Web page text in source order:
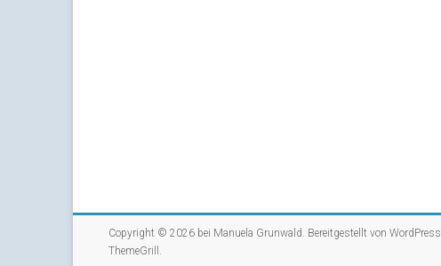
Copyright © 2026 bei Manuela Grunwald. Bereitgestellt von WordPress
ThemeGrill .